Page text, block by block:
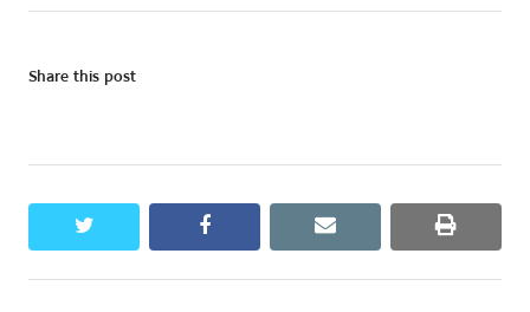
Share this post
twitter facebook email print